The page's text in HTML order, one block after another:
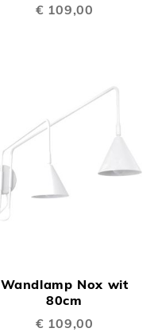
€ 109,00
Wandlamp Nox wit
80cm
€ 109,00